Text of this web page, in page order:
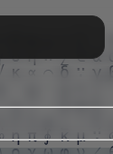
без смс и